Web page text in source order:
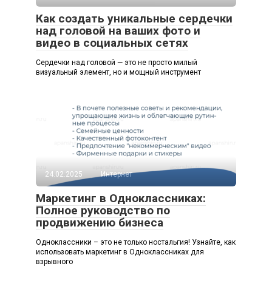
Как создать уникальные сердечки
над головой на ваших фото и
видео в социальных сетях
Сердечки над головой — это не просто милый
визуальный элемент, но и мощный инструмент
24.02.2025 Интернет
Маркетинг в Одноклассниках:
Полное руководство по
продвижению бизнеса
Одноклассники – это не только ностальгия! Узнайте, как
использовать маркетинг в Одноклассниках для
взрывного